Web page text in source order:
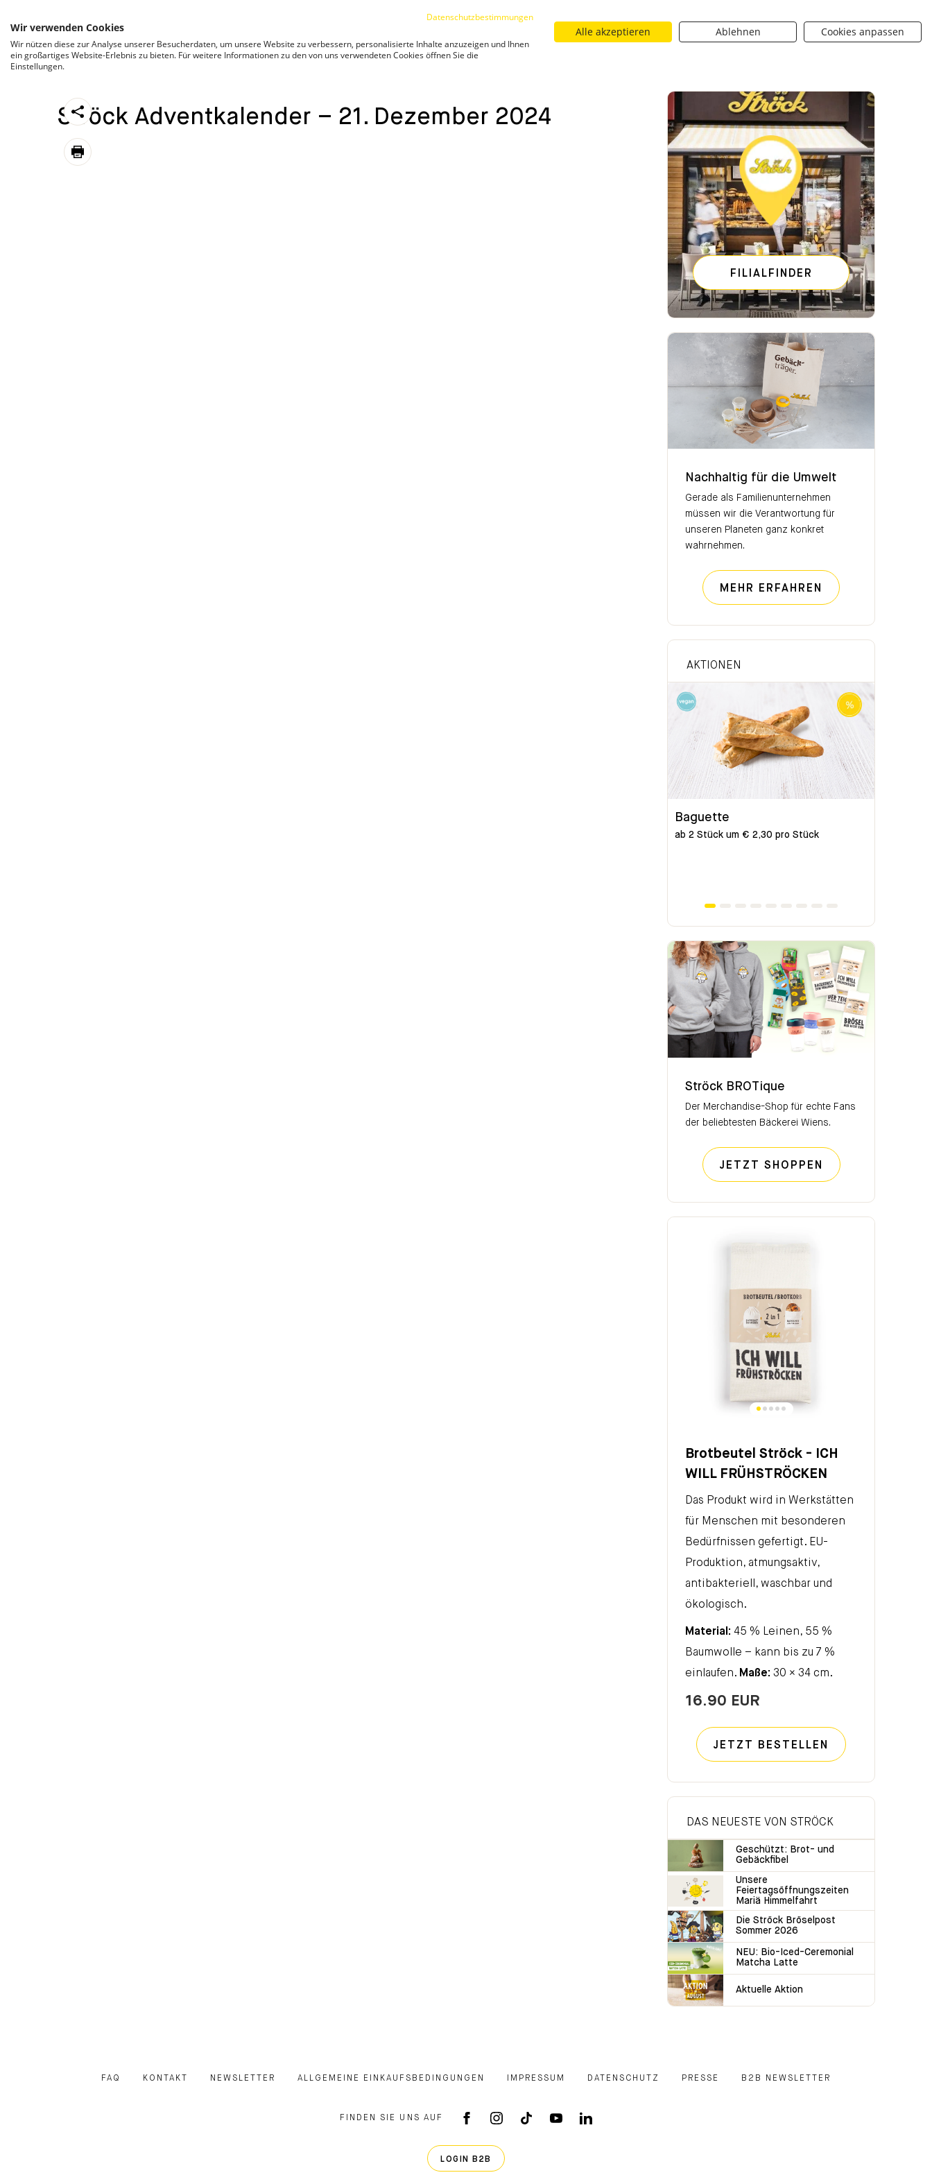
Sortiment Filialfinder Neuigkeiten Karriere Über uns BROTique
Suchen
https://stroeck.at/competition/stroeck-adventkalender-21-dezember-2024/ Ströck Adventkalender – 21. Dezember 2024 Ströck Adventkalender – 21. Dezember
Toogle share
print
Ströck Adventkalender – 21. Dezember 2024
FILIALFINDER
Nachhaltig für die Umwelt
Gerade als Familienunternehmen
müssen wir die Verantwortung für
unseren Planeten ganz konkret
wahrnehmen.
MEHR ERFAHREN NACHHALTIG
AKTIONEN
Baguette
ab 2 Stück um € 2,30 pro Stück
Ströck BROTique
Der Merchandise-Shop für echte Fans
der beliebtesten Bäckerei Wiens.
JETZT SHOPPEN STRÖCK
Brotbeutel Ströck - ICH
WILL FRÜHSTRÖCKEN
Das Produkt wird in Werkstätten
für Menschen mit besonderen
Bedürfnissen gefertigt. EU-
Produktion, atmungsaktiv,
antibakteriell, waschbar und
ökologisch.
Material: 45 % Leinen, 55 %
Baumwolle – kann bis zu 7 %
einlaufen. Maße: 30 × 34 cm.
16.90 EUR
JETZT BESTELLEN
DAS NEUESTE VON STRÖCK
Geschützt: Brot- und
Gebäckfibel
Unsere
Feiertagsöffnungszeiten
Mariä Himmelfahrt
Die Ströck Bröselpost
Sommer 2026
NEU: Bio-Iced-Ceremonial
Matcha Latte
Aktuelle Aktion
FAQ KONTAKT NEWSLETTER ALLGEMEINE EINKAUFSBEDINGUNGEN IMPRESSUM DATENSCHUTZ PRESSE B2B NEWSLETTER
FINDEN SIE UNS AUF
FACEBOOK APP
INSTAGRAM
TIKTOKYOUTUBE
LINKEDIN
LOGIN B2B
Datenschutzbestimmungen
Wir verwenden Cookies
Wir nützen diese zur Analyse unserer Besucherdaten, um unsere Website zu verbessern, personalisierte Inhalte anzuzeigen und Ihnen
ein großartiges Website-Erlebnis zu bieten. Für weitere Informationen zu den von uns verwendeten Cookies öffnen Sie die
Einstellungen.
Alle akzeptieren Ablehnen Cookies anpassen